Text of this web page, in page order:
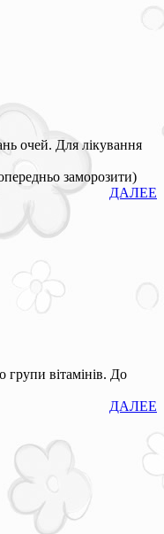
очей. Для лікування
заморозити)
ДАЛЕЕ
групи вітамінів. До
ДАЛЕЕ